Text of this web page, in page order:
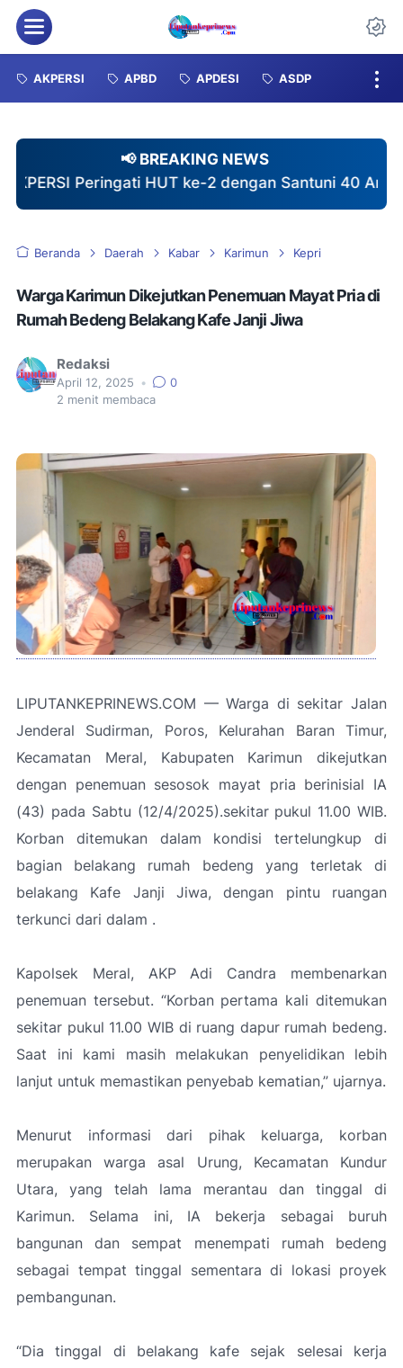
Menu
AKPERSI APBD APDESI ASDP
📢 BREAKING NEWS
HUT ke-2 dengan Santuni 40 Anak Yatim dan
Beranda Daerah Kabar Karimun Kepri
Warga Karimun Dikejutkan Penemuan Mayat Pria di
Rumah Bedeng Belakang Kafe Janji Jiwa
Redaksi
April 12, 2025 •
0
2 menit membaca
LIPUTANKEPRINEWS.COM — Warga di sekitar Jalan
Jenderal Sudirman, Poros, Kelurahan Baran Timur,
Kecamatan Meral, Kabupaten Karimun dikejutkan
dengan penemuan sesosok mayat pria berinisial IA
(43) pada Sabtu (12/4/2025).sekitar pukul 11.00 WIB.
Korban ditemukan dalam kondisi tertelungkup di
bagian belakang rumah bedeng yang terletak di
belakang Kafe Janji Jiwa, dengan pintu ruangan
terkunci dari dalam .
Kapolsek Meral, AKP Adi Candra membenarkan
penemuan tersebut. “Korban pertama kali ditemukan
sekitar pukul 11.00 WIB di ruang dapur rumah bedeng.
Saat ini kami masih melakukan penyelidikan lebih
lanjut untuk memastikan penyebab kematian,” ujarnya.
Menurut informasi dari pihak keluarga, korban
merupakan warga asal Urung, Kecamatan Kundur
Utara, yang telah lama merantau dan tinggal di
Karimun. Selama ini, IA bekerja sebagai buruh
bangunan dan sempat menempati rumah bedeng
sebagai tempat tinggal sementara di lokasi proyek
pembangunan.
“Dia tinggal di belakang kafe sejak selesai kerja